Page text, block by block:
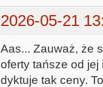
2026-05-21
Aas... Zauważ, że
oferty tańsze od
dyktuje tak ceny.